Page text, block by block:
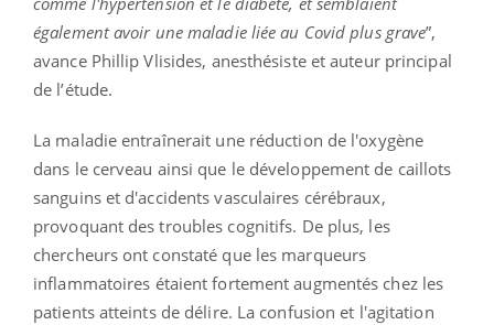
également avoir une maladie liée au Covid plus grave”,
avance Phillip Vlisides, anesthésiste et auteur principal
de l’étude.
La maladie entraînerait une réduction de l'oxygène
dans le cerveau ainsi que le développement de caillots
sanguins et d'accidents vasculaires cérébraux,
provoquant des troubles cognitifs. De plus, les
chercheurs ont constaté que les marqueurs
inflammatoires étaient fortement augmentés chez les
patients atteints de délire. La confusion et l'agitation